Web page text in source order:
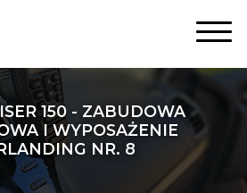
150 - ZABUDOWA
I WYPOSAŻENIE
NR. 8